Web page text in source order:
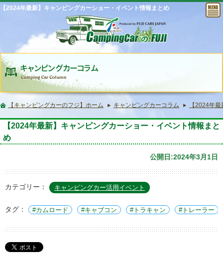
【2024年最新】キャンピングカーショー・イベント情報まとめ
【キャンピングカーのフジ】ホーム キャンピングカーコラム 【2024年
【2024年最新】キャンピングカーショー・イベント情報まと
め
公開日:2024年3月1日
カテゴリー： キャンピングカー活用イベント
タグ： カムロード キャブコン トラキャン トレーラー